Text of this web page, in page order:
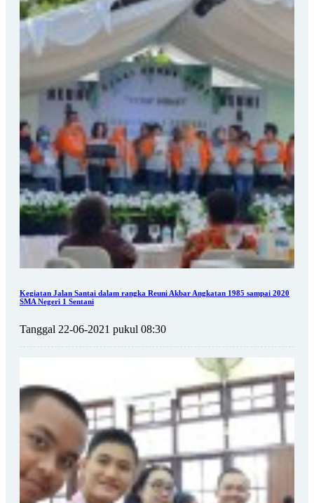
Kegiatan Jalan Santai dalam rangka Reuni Akbar Angkatan 1985 sampai 2020
SMA Negeri 1 Sentani
Tanggal 22-06-2021 pukul 08:30